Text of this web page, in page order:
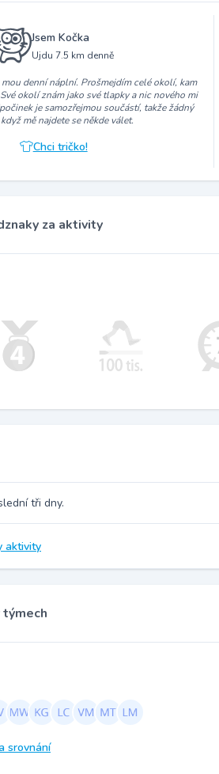
Jsem Kočka
Ujdu 7.5 km denně
denní náplní. Prošmejdím celé okolí, kam
okolí znám jako své tlapky a nic nového mi
je samozřejmou součástí, takže žádný
mě najdete se někde válet.
Chci tričko!
za aktivity
tři dny.
aktivity
srovnání